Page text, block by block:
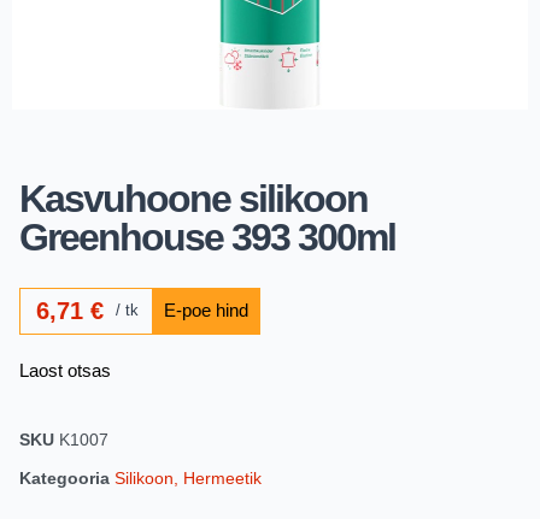
Kasvuhoone silikoon
Greenhouse 393 300ml
6,71€ tk
Laost otsas
SKU K1007
Kategooria Silikoon, Hermeetik